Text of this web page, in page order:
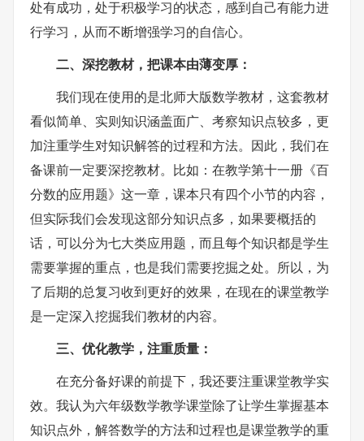
处有成功，处于积极学习的状态，感到自己有能力进
行学习，从而不断增强学习的自信心。
二、深挖教材，把课本由薄变厚：
我们现在使用的是北师大版数学教材，这套教材
看似简单、实则知识涵盖面广、考察知识点较多，更
加注重学生对知识解答的过程和方法。因此，我们在
备课前一定要深挖教材。比如：在教学第十一册《百
分数的应用题》这一章，课本只有四个小节的内容，
但实际我们会发现这部分知识点多，如果要概括的
话，可以分为七大类应用题，而且每个知识都是学生
需要掌握的重点，也是我们需要挖掘之处。所以，为
了后期的总复习收到更好的效果，在现在的课堂教学
是一定深入挖掘我们教材的内容。
三、优化教学，注重质量：
在充分备好课的前提下，我还要注重课堂教学实
效。我认为六年级数学教学课堂除了让学生掌握基本
知识点外，解答数学的方法和过程也是课堂教学的重